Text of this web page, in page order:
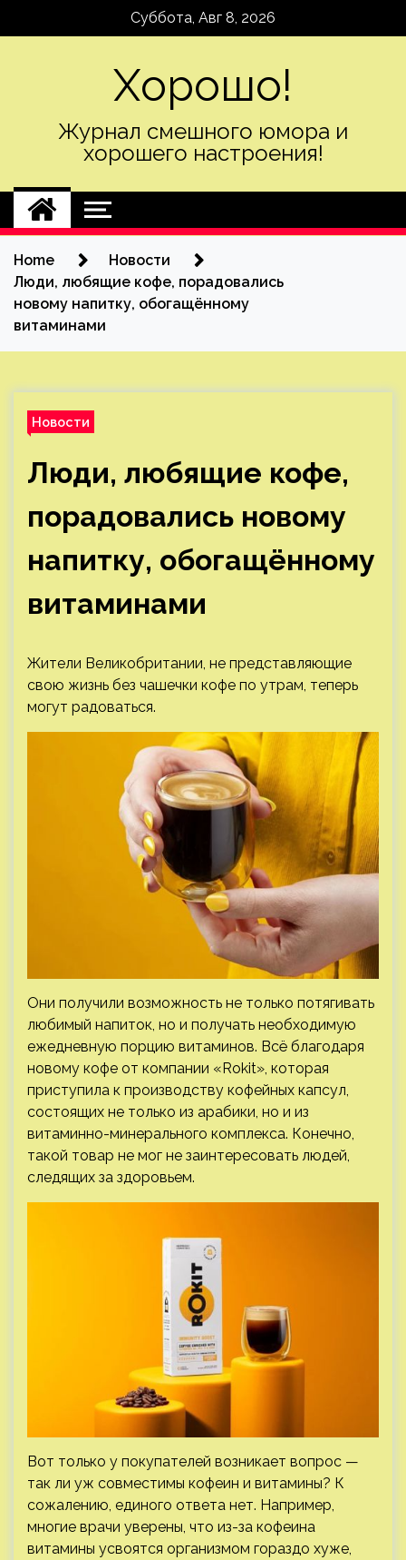
Суббота, Авг 8, 2026
Хорошо!
Журнал смешного юмора и
хорошего настроения!
Home
Новости
Люди, любящие кофе, порадовались
новому напитку, обогащённому
витаминами
Новости
Люди, любящие кофе,
порадовались новому
напитку, обогащённому
витаминами
Жители Великобритании, не представляющие
свою жизнь без чашечки кофе по утрам, теперь
могут радоваться.
Они получили возможность не только потягивать
любимый напиток, но и получать необходимую
ежедневную порцию витаминов. Всё благодаря
новому кофе от компании «Rokit», которая
приступила к производству кофейных капсул,
состоящих не только из арабики, но и из
витаминно-минерального комплекса. Конечно,
такой товар не мог не заинтересовать людей,
следящих за здоровьем.
Вот только у покупателей возникает вопрос —
так ли уж совместимы кофеин и витамины? К
сожалению, единого ответа нет. Например,
многие врачи уверены, что из-за кофеина
витамины усвоятся организмом гораздо хуже,